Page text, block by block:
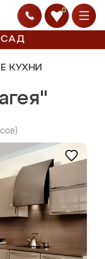
0
КУХНИ